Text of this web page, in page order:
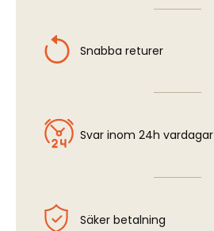
Snabba returer
Svar inom 24h vardagar
Säker betalning